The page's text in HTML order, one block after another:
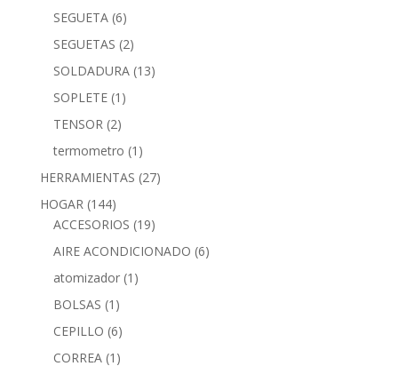
SEGUETA (6)
SEGUETAS (2)
SOLDADURA (13)
SOPLETE (1)
TENSOR (2)
termometro (1)
HERRAMIENTAS (27)
HOGAR (144)
ACCESORIOS (19)
AIRE ACONDICIONADO (6)
atomizador (1)
BOLSAS (1)
CEPILLO (6)
CORREA (1)